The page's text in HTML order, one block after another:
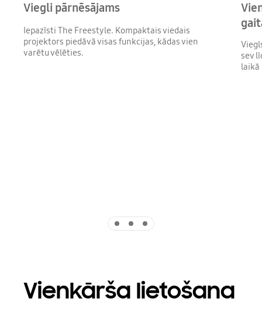
Viegli pārnēsājams
Iepazīsti The Freestyle. Kompaktais viedais
projektors piedāvā visas funkcijas, kādas vien
varētu vēlēties.
sev
laikā
Vienkārša lietošana